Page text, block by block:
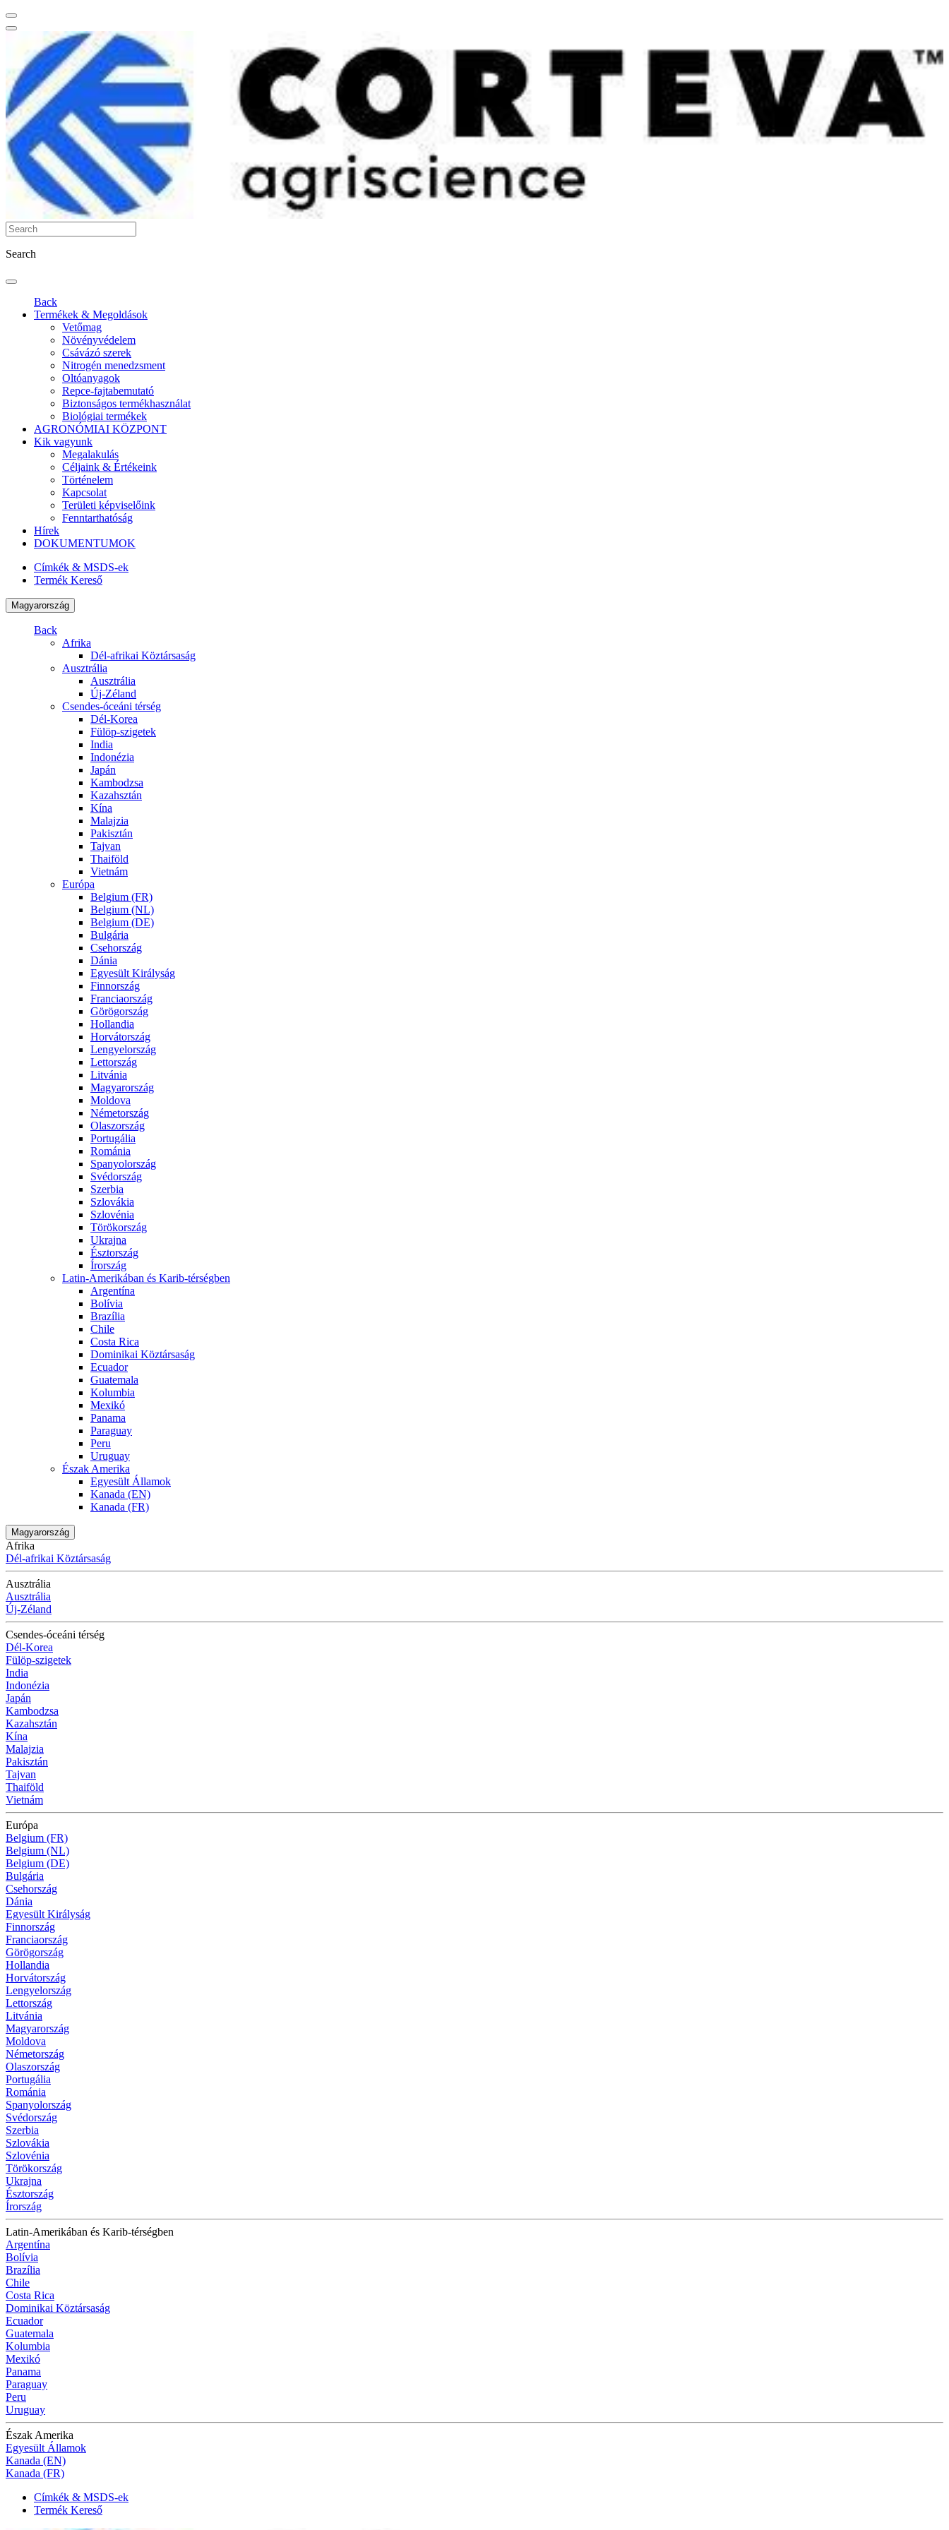
Search
Back
Termékek & Megoldások
Vetőmag
Növényvédelem
Csávázó szerek
Nitrogén menedzsment
Oltóanyagok
Repce-fajtabemutató
Biztonságos termékhasználat
Biológiai termékek
AGRONÓMIAI KÖZPONT
Kik vagyunk
Megalakulás
Céljaink & Értékeink
Történelem
Kapcsolat
Területi képviselőink
Fenntarthatóság
Hírek
DOKUMENTUMOK
Címkék & MSDS-ek
Termék Kereső
Magyarország
Back
Afrika
Dél-afrikai Köztársaság
Ausztrália
Ausztrália
Új-Zéland
Csendes-óceáni térség
Dél-Korea
Fülöp-szigetek
India
Indonézia
Japán
Kambodzsa
Kazahsztán
Kína
Malajzia
Pakisztán
Tajvan
Thaiföld
Vietnám
Európa
Belgium (FR)
Belgium (NL)
Belgium (DE)
Bulgária
Csehország
Dánia
Egyesült Királyság
Finnország
Franciaország
Görögország
Hollandia
Horvátország
Lengyelország
Lettország
Litvánia
Magyarország
Moldova
Németország
Olaszország
Portugália
Románia
Spanyolország
Svédország
Szerbia
Szlovákia
Szlovénia
Törökország
Ukrajna
Észtország
Írország
Latin-Amerikában és Karib-térségben
Argentína
Bolívia
Brazília
Chile
Costa Rica
Dominikai Köztársaság
Ecuador
Guatemala
Kolumbia
Mexikó
Panama
Paraguay
Peru
Uruguay
Észak Amerika
Egyesült Államok
Kanada (EN)
Kanada (FR)
Magyarország
Afrika
Dél-afrikai Köztársaság
Ausztrália
Ausztrália
Új-Zéland
Csendes-óceáni térség
Dél-Korea
Fülöp-szigetek
India
Indonézia
Japán
Kambodzsa
Kazahsztán
Kína
Malajzia
Pakisztán
Tajvan
Thaiföld
Vietnám
Európa
Belgium (FR)
Belgium (NL)
Belgium (DE)
Bulgária
Csehország
Dánia
Egyesült Királyság
Finnország
Franciaország
Görögország
Hollandia
Horvátország
Lengyelország
Lettország
Litvánia
Magyarország
Moldova
Németország
Olaszország
Portugália
Románia
Spanyolország
Svédország
Szerbia
Szlovákia
Szlovénia
Törökország
Ukrajna
Észtország
Írország
Latin-Amerikában és Karib-térségben
Argentína
Bolívia
Brazília
Chile
Costa Rica
Dominikai Köztársaság
Ecuador
Guatemala
Kolumbia
Mexikó
Panama
Paraguay
Peru
Uruguay
Észak Amerika
Egyesült Államok
Kanada (EN)
Kanada (FR)
Címkék & MSDS-ek
Termék Kereső